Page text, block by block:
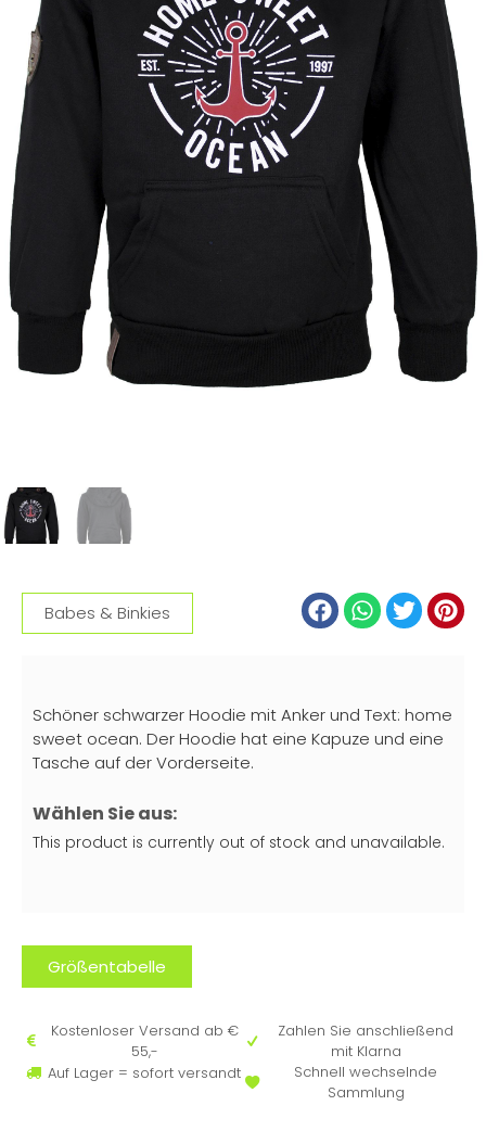
Babes & Binkies
Schöner schwarzer Hoodie mit Anker und Text: home
sweet ocean. Der Hoodie hat eine Kapuze und eine
Tasche auf der Vorderseite.
Wählen Sie aus:
This product is currently out of stock and unavailable.
Größentabelle
Kostenloser Versand ab €
55,-
Auf Lager = sofort versandt
Zahlen Sie anschließend
mit Klarna
Schnell wechselnde
Sammlung